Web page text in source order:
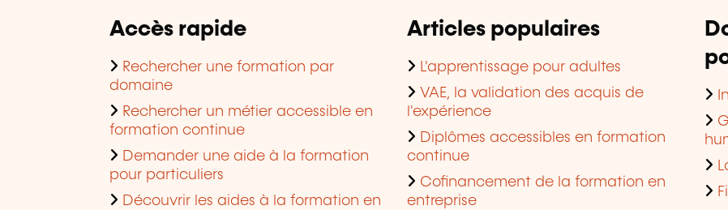
Accès rapide
Rechercher une formation par
domaine
Rechercher un métier accessible en
formation continue
Demander une aide à la formation
pour particuliers
Découvrir les aides à la formation en
Articles populaires
L'apprentissage pour adultes
VAE, la validation des acquis de
l'expérience
Diplômes accessibles en formation
continue
Cofinancement de la formation en
entreprise